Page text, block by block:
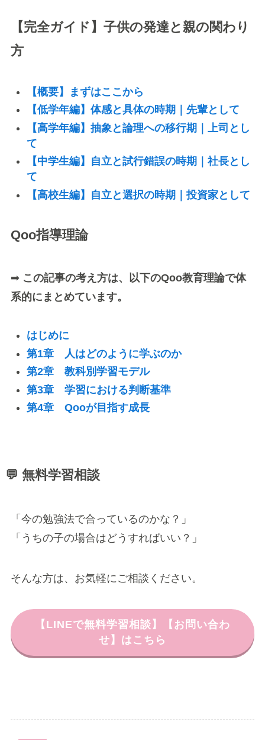
【完全ガイド】子供の発達と親の関わり
方
【概要】まずはここから
【低学年編】体感と具体の時期｜先輩として
【高学年編】抽象と論理への移行期｜上司とし
て
【中学生編】自立と試行錯誤の時期｜社長とし
て
【高校生編】自立と選択の時期｜投資家として
Qoo指導理論
➡ この記事の考え方は、以下のQoo教育理論で体
系的にまとめています。
はじめに
第1章 人はどのように学ぶのか
第2章 教科別学習モデル
第3章 学習における判断基準
第4章 Qooが目指す成長
💬 無料学習相談
「今の勉強法で合っているのかな？」
「うちの子の場合はどうすればいい？」
そんな方は、お気軽にご相談ください。
【LINEで無料学習相談】【お問い合わ
せ】はこちら